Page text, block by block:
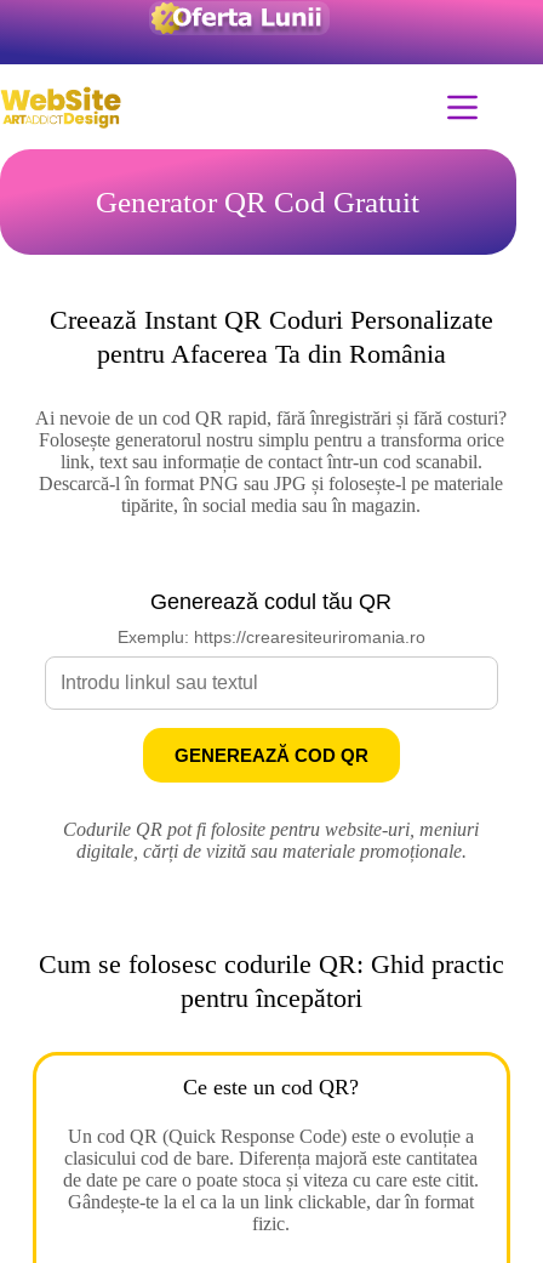
Generator QR Cod Gratuit
Creează Instant QR Coduri Personalizate
pentru Afacerea Ta din România
Ai nevoie de un cod QR rapid, fără înregistrări și fără costuri?
Folosește generatorul nostru simplu pentru a transforma orice
link, text sau informație de contact într-un cod scanabil.
Descarcă-l în format PNG sau JPG și folosește-l pe materiale
tipărite, în social media sau în magazin.
Generează codul tău QR
Exemplu: https://crearesiteuriromania.ro
GENEREAZĂ COD QR
Codurile QR pot fi folosite pentru website-uri, meniuri
digitale, cărți de vizită sau materiale promoționale.
Cum se folosesc codurile QR: Ghid practic
pentru începători
Ce este un cod QR?
Un cod QR (Quick Response Code) este o evoluție a
clasicului cod de bare. Diferența majoră este cantitatea
de date pe care o poate stoca și viteza cu care este citit.
Gândește-te la el ca la un link clickable, dar în format
fizic.